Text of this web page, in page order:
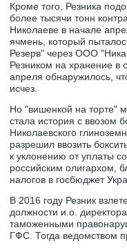
Кроме того, Резника
более тысячи тонн
Николаеве в начале
ячмень, который
Резерв" через ООО
Резником на хранение
апреля обнаружилось,
исчез.
Но "вишенкой на торте"
стала история с ввозом
Николаевского
разрешил ввозить
к уклонению от уплаты
российским олигархом,
налогов в госбюджет
В 2016 году Резник
должности и.о.
таможенными
ГФС. Тогда ведомством